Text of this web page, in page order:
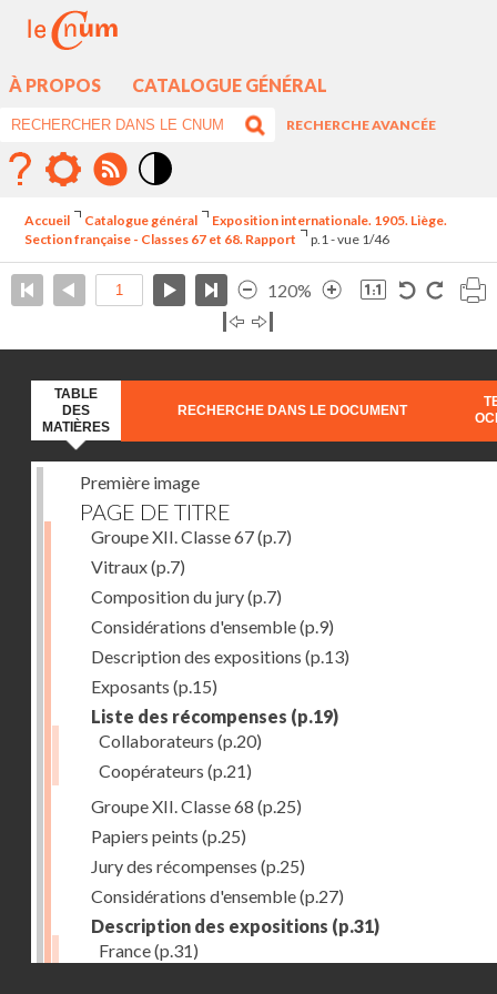
À PROPOS CATALOGUE GÉNÉRAL
RECHERCHE AVANCÉE
élévé
Accueil Catalogue général
Exposition internationale. 1905. Liège.
Section française - Classes 67 et 68. Rapport
p.1 - vue 1/46
120%
TABLE
DES
MATIÈRES
RECHERCHE DANS LE DOCUMENT
Première image
PAGE DE TITRE
Groupe XII. Classe 67(p.7)
Vitraux(p.7)
Composition du jury(p.7)
Considérations d'ensemble(p.9)
Description des expositions (p.13)
Exposants (p.15)
Liste des récompenses (p.19)
Collaborateurs (p.20)
Coopérateurs (p.21)
Groupe XII. Classe 68 (p.25)
Papiers peints (p.25)
Jury des récompenses (p.25)
Considérations d'ensemble(p.27)
Description des expositions (p.31)
France(p.31)